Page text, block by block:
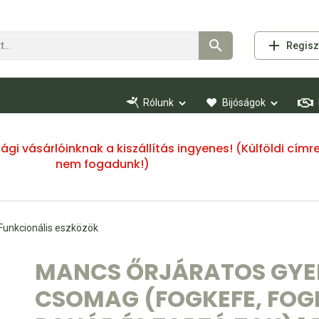
Rólunk Bijóságok
vásárlóinknak a kiszállítás ingyenes! (Külföldi
nem fogadunk!)
eszközök
MANCS ŐRJÁRATOS
CSOMAG (FOGKEFE,